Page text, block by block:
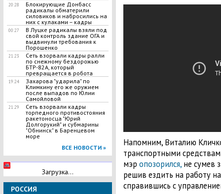
20:28
Блокирующие Донбасс
радикалы обматерили
силовиков и набросились на
них с кулаками – кадры
00:27
В Луцке радикалы взяли под
свой контроль здание ОГА и
выдвинули требования к
Порошенко
21:23
Сеть взорвали кадры ралли
по снежному бездорожью
БТР-82А, который
превращается в робота
19:24
Захарова "ударила" по
Климкину его же оружием
после выпадов по Юлии
Самойловой
21:29
Сеть взорвали кадры
торпедного противостояния
ракетоносца "Юрий
Долгорукий" и субмарины
"Обнинск" в Баренцевом
море
ВСЕ НОВОСТИ »
Загрузка...
РОССИЯ
Напомним, Виталию
транспортными
мэр опозорился,не сумев
решив ездить на работу
справившись с